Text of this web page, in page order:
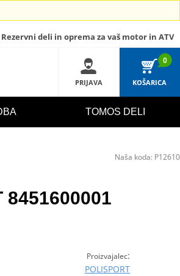
Rezervni deli in oprema za vaš motor in ATV
PRIJAVA
0
KOŠARICA
TOMOS DELI
8451600001
Proizvajalec:
POLISPORT
Naša koda: P12610